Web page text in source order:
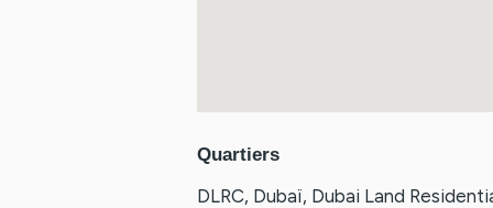
Quartiers
DLRC, Dubaï, Dubai Land